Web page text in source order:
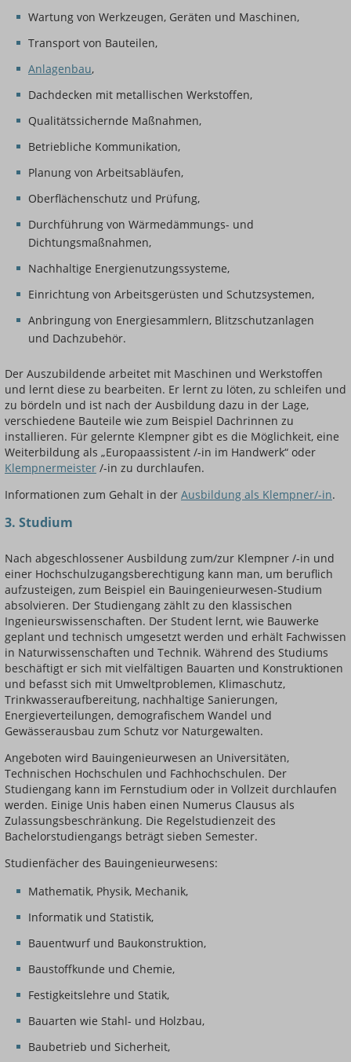
Wartung von Werkzeugen, Geräten und Maschinen,
Transport von Bauteilen,
Anlagenbau,
Dachdecken mit metallischen Werkstoffen,
Qualitätssichernde Maßnahmen,
Betriebliche Kommunikation,
Planung von Arbeitsabläufen,
Oberflächenschutz und Prüfung,
Durchführung von Wärmedämmungs- und
Dichtungsmaßnahmen,
Nachhaltige Energienutzungssysteme,
Einrichtung von Arbeitsgerüsten und Schutzsystemen,
Anbringung von Energiesammlern, Blitzschutzanlagen
und Dachzubehör.
Der Auszubildende arbeitet mit Maschinen und Werkstoffen
und lernt diese zu bearbeiten. Er lernt zu löten, zu schleifen und
zu bördeln und ist nach der Ausbildung dazu in der Lage,
verschiedene Bauteile wie zum Beispiel Dachrinnen zu
installieren. Für gelernte Klempner gibt es die Möglichkeit, eine
Weiterbildung als „Europaassistent /-in im Handwerk“ oder
Klempnermeister /-in zu durchlaufen.
Informationen zum Gehalt in der Ausbildung als Klempner/-in.
3. Studium
Nach abgeschlossener Ausbildung zum/zur Klempner /-in und
einer Hochschulzugangsberechtigung kann man, um beruflich
aufzusteigen, zum Beispiel ein Bauingenieurwesen-Studium
absolvieren. Der Studiengang zählt zu den klassischen
Ingenieurswissenschaften. Der Student lernt, wie Bauwerke
geplant und technisch umgesetzt werden und erhält Fachwissen
in Naturwissenschaften und Technik. Während des Studiums
beschäftigt er sich mit vielfältigen Bauarten und Konstruktionen
und befasst sich mit Umweltproblemen, Klimaschutz,
Trinkwasseraufbereitung, nachhaltige Sanierungen,
Energieverteilungen, demografischem Wandel und
Gewässerausbau zum Schutz vor Naturgewalten.
Angeboten wird Bauingenieurwesen an Universitäten,
Technischen Hochschulen und Fachhochschulen. Der
Studiengang kann im Fernstudium oder in Vollzeit durchlaufen
werden. Einige Unis haben einen Numerus Clausus als
Zulassungsbeschränkung. Die Regelstudienzeit des
Bachelorstudiengangs beträgt sieben Semester.
Studienfächer des Bauingenieurwesens:
Mathematik, Physik, Mechanik,
Informatik und Statistik,
Bauentwurf und Baukonstruktion,
Baustoffkunde und Chemie,
Festigkeitslehre und Statik,
Bauarten wie Stahl- und Holzbau,
Baubetrieb und Sicherheit,